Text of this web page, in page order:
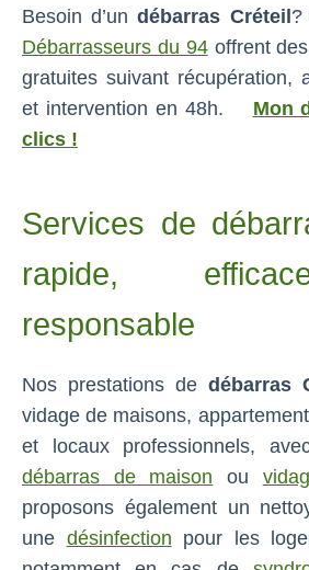
Besoin d’undébarras Créteil ?
Débarrasseurs du 94offrent
gratuites suivant récupération,
et intervention en 48h.
Mon
clics !
Services de
rapide,
responsable
Nos prestations de débarras
vidage de maisons,
et locaux professionnels,
débarras de maison ou
proposons également un
une désinfection pour les